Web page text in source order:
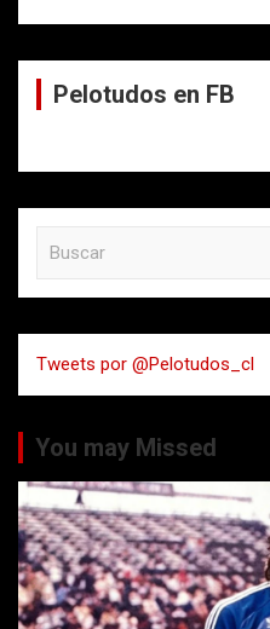
Pelotudos en FB
a
r
Tweets por @Pelotudos_cl
You may Missed